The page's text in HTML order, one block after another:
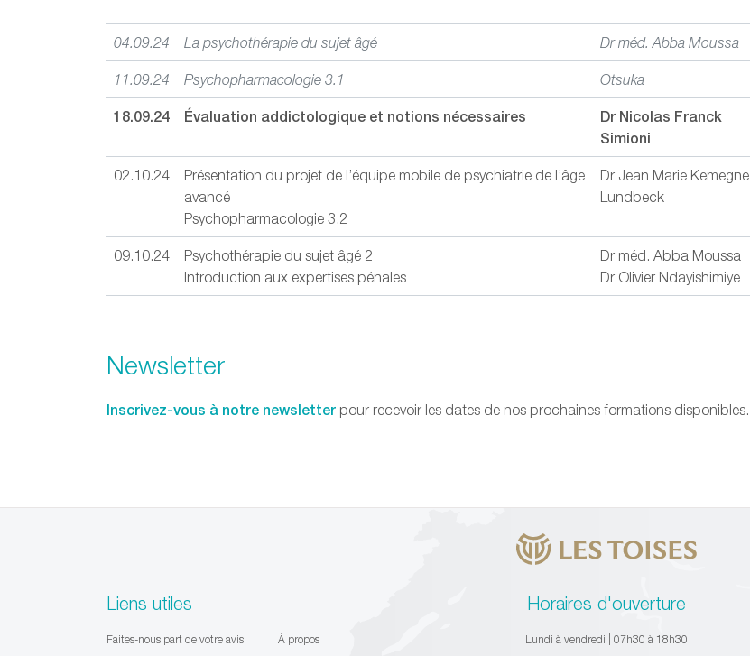
04.09.24 La psychothérapie du sujet âgé Dr méd. Abba Moussa
11.09.24 Psychopharmacologie 3.1 Otsuka
18.09.24 Évaluation addictologique et notions nécessaires
Dr Nicolas Franck
Simioni
02.10.24
Présentation du projet de l’équipe mobile de psychiatrie de l’âge
avancé
Psychopharmacologie 3.2
Dr Jean Marie Kemegne
Lundbeck
09.10.24
Psychothérapie du sujet âgé 2
Introduction aux expertises pénales
Dr méd. Abba Moussa
Dr Olivier Ndayishimiye
Newsletter
Inscrivez-vous à notre newsletter pour recevoir les dates de nos prochaines formations disponibles.
Liens utiles
Faites-nous part de votre avis À propos
Horaires d'ouverture
Lundi à vendredi | 07h30 à 18h30